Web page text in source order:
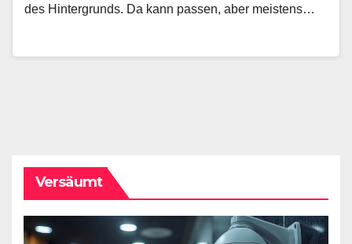
des Hintergrunds. Da kann passen, aber meistens…
Versäumt